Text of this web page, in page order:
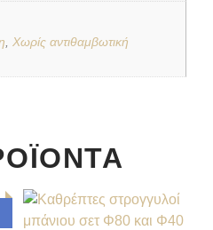
Χωρίς αντιθαμβωτική